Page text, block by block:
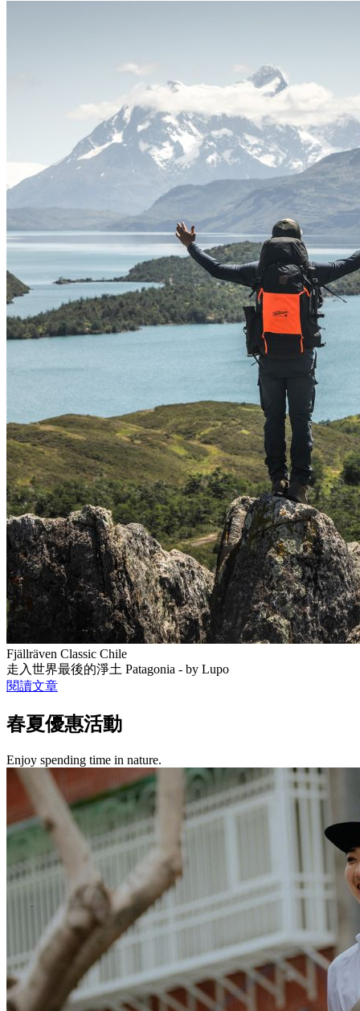
Fjällräven Classic Chile
走入世界最後的淨土 Patagonia - by Lupo
閱讀文章
春夏優惠活動
Enjoy spending time in nature.